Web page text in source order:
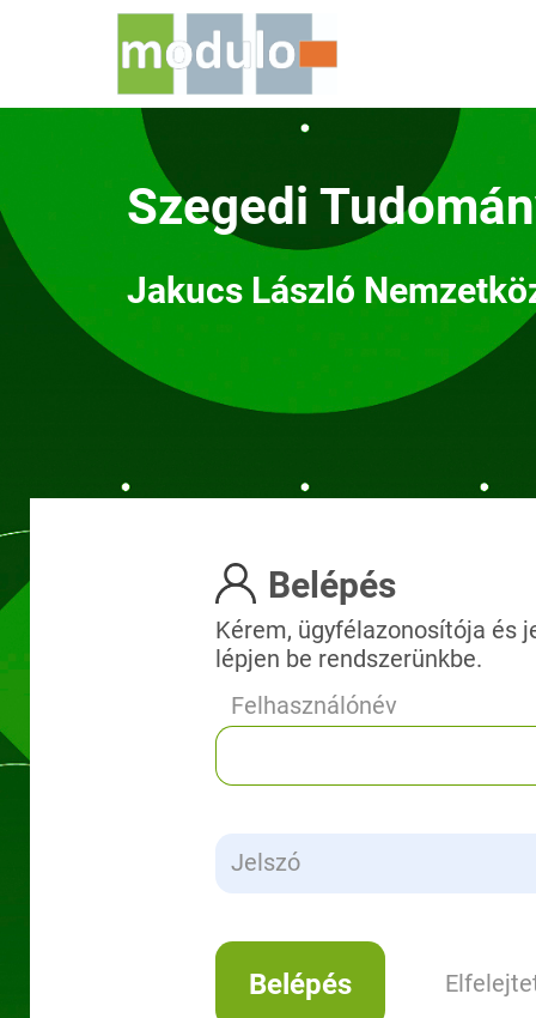
Szegedi
Jakucs László
Belépés
Kérem, ügyfélazonosítója és
lépjen be rendszerünkbe.
Felhasználónév
Jelszó